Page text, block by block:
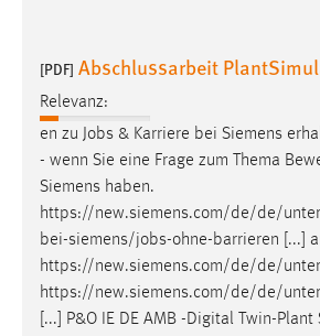
[PDF] Abschlussarbeit
Relevanz:
en zu Jobs & Karriere bei Siemens
- wenn Sie eine Frage zum Thema
Siemens haben.
https://new.siemens.com/de/de/
bei-siemens/jobs-ohne-barrieren [...]
https://new.siemens.com/de/de/
https://new.siemens.com/de/de/
[...] P&O IE DE AMB -Digital Twin-
unsere Besucher unsere Website
Matomo
Name:
_pk_ref, _pk_cvar, _pk_id, _pk_ses
Zugriffsstatistik
Cookie Laufzeit:
Max. 13 Monate